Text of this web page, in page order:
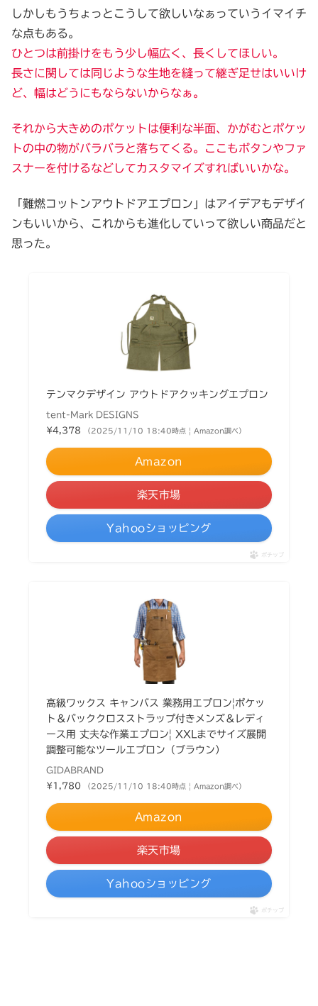
しかしもうちょっとこうして欲しいなぁっていうイマイチ
な点もある。
ひとつは前掛けをもう少し幅広く、長くしてほしい。
長さに関しては同じような生地を縫って継ぎ足せはいいけ
ど、幅はどうにもならないからなぁ。
それから大きめのポケットは便利な半面、かがむとポケッ
トの中の物がバラバラと落ちてくる。ここもボタンやファ
スナーを付けるなどしてカスタマイズすればいいかな。
「難燃コットンアウトドアエプロン」はアイデアもデザイ
ンもいいから、これからも進化していって欲しい商品だと
思った。
テンマクデザイン アウトドアクッキングエプロン
tent-Mark DESIGNS
¥4,378
（2025/11/10 18:40時点 | Amazon調べ）
Amazon
楽天市場
Yahooショッピング
ポチップ
高級ワックス キャンバス 業務用エプロン|ポケッ
ト＆バッククロスストラップ付きメンズ＆レディ
ース用 丈夫な作業エプロン| XXLまでサイズ展開
調整可能なツールエプロン（ブラウン）
GIDABRAND
¥1,780
（2025/11/10 18:40時点 | Amazon調べ）
Amazon
楽天市場
Yahooショッピング
ポチップ